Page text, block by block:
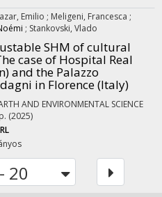
Emilio ; Meligeni, Francesca ;
; Stankovski, Vlado
SHM of cultural
case of Hospital Real
and the Palazzo
in Florence (Italy)
AND ENVIRONMENTAL SCIENCE
(2025)
20